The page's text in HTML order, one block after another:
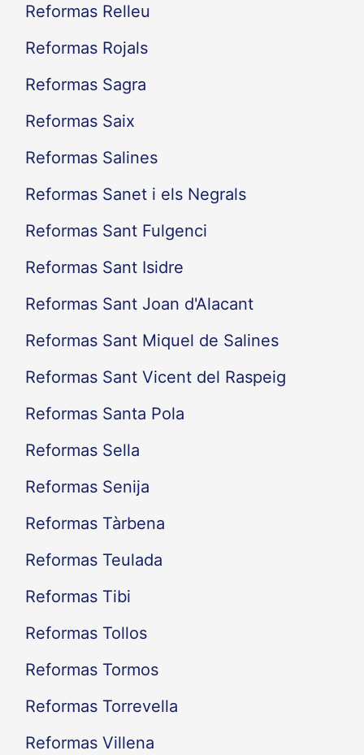
Reformas Relleu
Reformas Rojals
Reformas Sagra
Reformas Saix
Reformas Salines
Reformas Sanet i els Negrals
Reformas Sant Fulgenci
Reformas Sant Isidre
Reformas Sant Joan d'Alacant
Reformas Sant Miquel de Salines
Reformas Sant Vicent del Raspeig
Reformas Santa Pola
Reformas Sella
Reformas Senija
Reformas Tàrbena
Reformas Teulada
Reformas Tibi
Reformas Tollos
Reformas Tormos
Reformas Torrevella
Reformas Villena